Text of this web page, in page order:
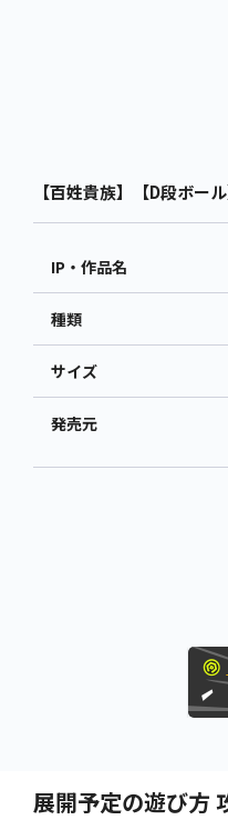
【百姓貴族】【D段ボー
IP・作品名
種類
サイズ
発売元
展開予定の遊び方